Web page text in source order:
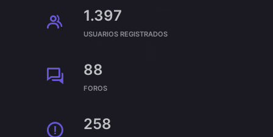
1.397
USUARIOS REGISTRADOS
88
FOROS
258